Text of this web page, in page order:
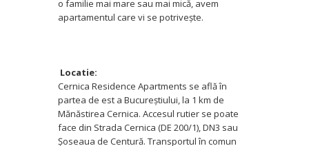
o familie mai mare sau mai mică, avem
apartamentul care vi se potriveşte.
Locatie:
Cernica Residence Apartments se află în
partea de est a Bucureştiului, la 1 km de
Mănăstirea Cernica. Accesul rutier se poate
face din Strada Cernica (DE 200/1), DN3 sau
Şoseaua de Centură. Transportul în comun